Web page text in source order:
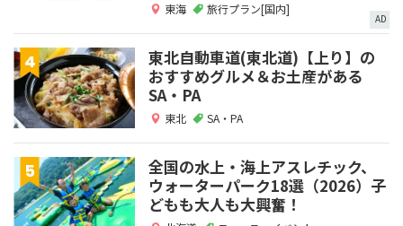
東海 旅行プラン[国内]
AD
東北自動車道(東北道)【上り】の
おすすめグルメ＆お土産がある
SA・PA
東北 SA・PA
全国の水上・海上アスレチック、
ウォーターパーク18選（2026）子
どもも大人も大興奮！